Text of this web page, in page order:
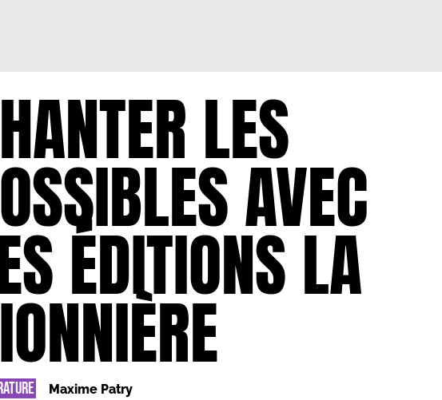
LES
AVEC
ÉDITIONS LA
Maxime Patry